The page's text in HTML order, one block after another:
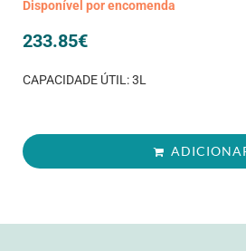
Disponível por encomenda
233.85€
CAPACIDADE ÚTIL: 3L